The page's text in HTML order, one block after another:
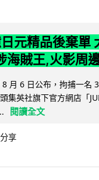
元精品後棄單
海賊王,火影周
月 6 日公布，拘捕一名
集英社旗下官方網店「
閱讀全文
分享